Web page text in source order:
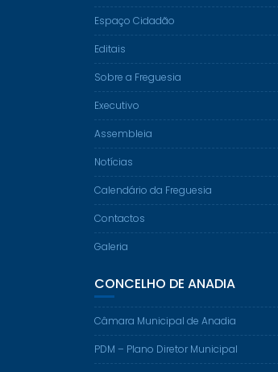
Espaço Cidadão
Editais
Sobre a Freguesia
Executivo
Assembleia
Notícias
Calendário da Freguesia
Contactos
Galeria
CONCELHO DE ANADIA
Câmara Municipal de Anadia
PDM – Plano Diretor Municipal